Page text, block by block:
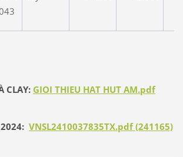
CLAY: GIOI THIEU HAT HUT AM.pdf
VNSL2410037835TX.pdf (241165)